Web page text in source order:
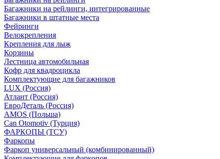
Багажники на рейлинги, интегрированные
Багажники в штатные места
Фейринги
Велокрепления
Крепления для лыж
Корзины
Лестница автомобильная
Кофр для квадроцикла
Комплектующие для багажников
LUX (Россия)
Атлант (Россия)
ЕвроДеталь (Россия)
AMOS (Польша)
Can Otomotiv (Турция)
ФАРКОПЫ (ТСУ)
Фаркопы
Фаркоп универсальный (комбинированный)